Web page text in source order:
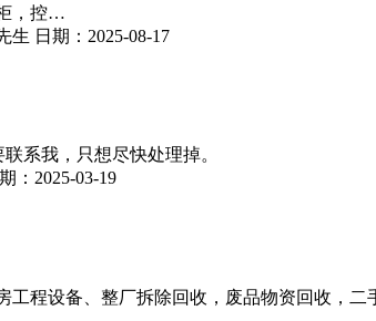
，控…
生 日期： 2025-08-17
系我，只想尽快处理掉。
： 2025-03-19
程设备、整厂拆除回收，废品物资回收，